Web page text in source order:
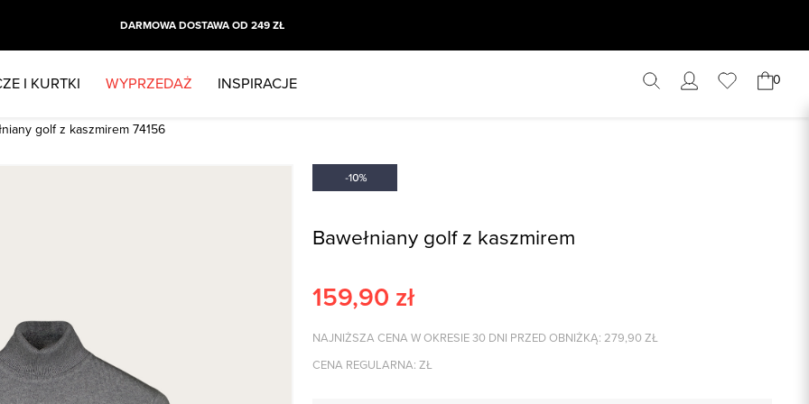
DARMOWA DOSTAWA OD 249 ZŁ
I KURTKI WYPRZEDAŻ INSPIRACJE 0
golf z kaszmirem 74156
Bawełniany golf z kaszmirem
159,90 zł
NAJNIŻSZA CENA W OKRESIE 30 DNI PRZED OBNIŻKĄ: 279,90 ZŁ
CENA REGULARNA: ZŁ